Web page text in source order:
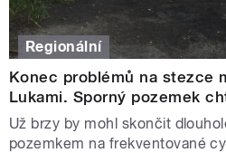
Regionální
Konec problémů na stezce
Lukami. Sporný pozemek
Už brzy by mohl skončit
pozemkem na frekventované